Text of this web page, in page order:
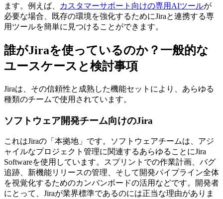
ます。例えば、
カスタマーサポート向けの専用AIツールが
必要な場合、既存の環境を強化するためにJiraと連携する専
用ツールを簡単に見つけることができます。
誰がJiraを使っているのか？一般的な
ユースケースと検討事項
Jiraは、その信頼性と成熟した機能セットにより、あらゆる
種類のチームで使用されています。
ソフトウェア開発チーム向けのJira
これはJiraの「本拠地」です。ソフトウェアチームは、アジ
ャイルなプロジェクト管理に関連するあらゆることにJira
Softwareを使用しています。スプリントでの作業計画、バグ
追跡、新機能リリースの管理、そして開発パイプライン全体
を視覚化するためのカンバンボードの活用などです。開発者
にとって、Jiraが業界標準であるのには正当な理由がありま